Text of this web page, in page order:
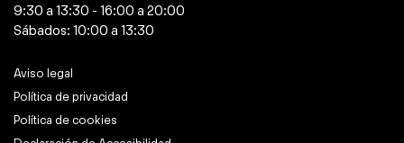
9:30 a 13:30 - 16:00 a 20:00
Sábados: 10:00 a 13:30
Aviso legal
Política de privacidad
Política de cookies